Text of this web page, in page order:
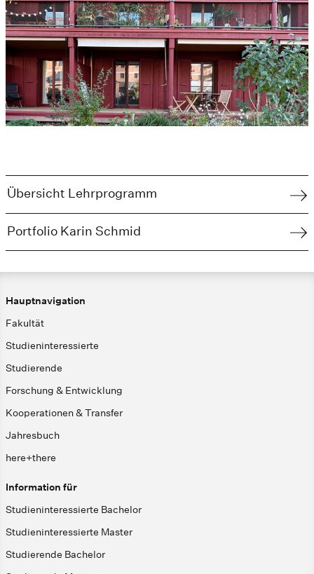
Übersicht Lehrprogramm
Portfolio Karin Schmid
Hauptnavigation
Fakultät
Studieninteressierte
Studierende
Forschung & Entwicklung
Kooperationen & Transfer
Jahresbuch
here+there
Information für
Studieninteressierte Bachelor
Studieninteressierte Master
Studierende Bachelor